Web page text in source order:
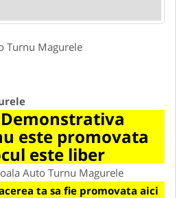
Turnu Magurele
este promovata
este liber
Auto Turnu Magurele
ta sa fie promovata aici